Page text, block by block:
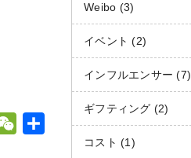
W
Weibo (3)
イベント (2)
インフルエンサー (7)
ギフティング (2)
コスト (1)